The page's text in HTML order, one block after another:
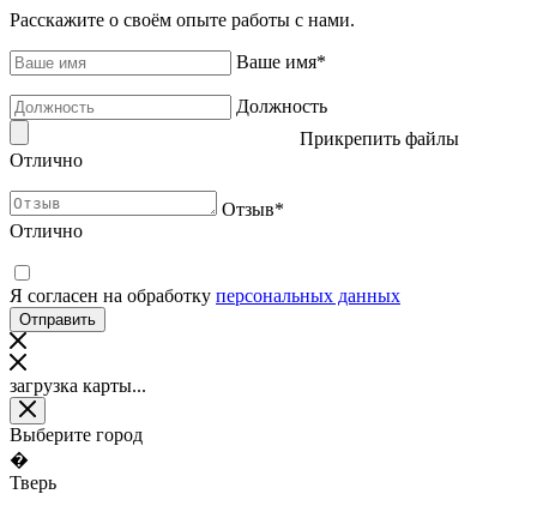
Расскажите о своём опыте работы с нами.
Ваше имя*
Должность
Прикрепить файлы
Отлично
Отзыв*
Отлично
Я согласен на обработку персональных данных
загрузка карты...
Выберите город
�
Тверь